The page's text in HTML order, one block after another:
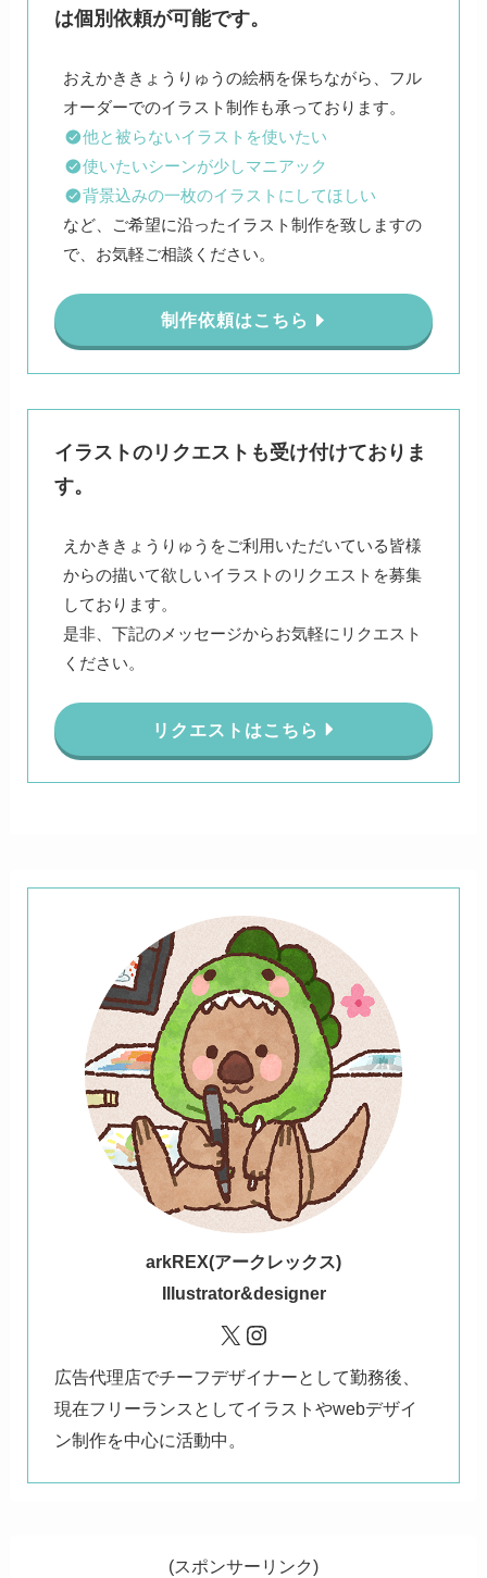
は個別依頼が可能です。
おえかききょうりゅうの絵柄を保ちながら、フル
他と被らないイラストを使いたい
使いたいシーンが少しマニアック
背景込みの一枚のイラストにしてほしい
など、ご希望に沿ったイラスト制作を致しますの
で、お気軽ご相談ください。
制作依頼はこちら
イラストのリクエストも受け付けておりま
す。
えかききょうりゅうをご利用いただいている皆様
からの描いて欲しいイラストのリクエストを募集
しております。
是非、下記のメッセージからお気軽にリクエスト
ください。
リクエストはこちら
arkREX(アークレックス)
Illustrator&designer
X Instagram
広告代理店でチーフデザイナーとして勤務後、
現在フリーランスとしてイラストやwebデザイ
ン制作を中心に活動中。
(スポンサーリンク)